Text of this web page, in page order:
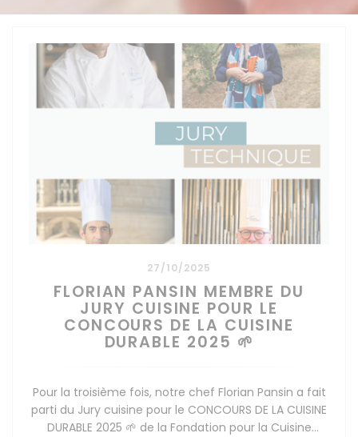
27/10/2025
FLORIAN PANSIN MEMBRE DU
JURY CUISINE POUR LE
CONCOURS DE LA CUISINE
DURABLE 2025 🌱
Pour la troisième fois, notre chef Florian Pansin a fait
parti du Jury cuisine pour le CONCOURS DE LA CUISINE
DURABLE 2025 🌱 de la Fondation pour la Cuisine